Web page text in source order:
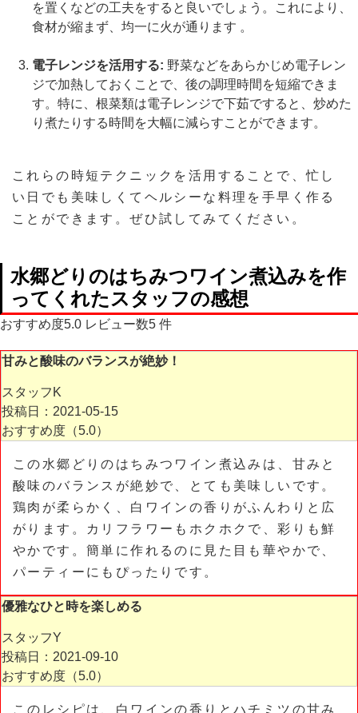
を置くなどの工夫をすると良いでしょう。これにより、
食材が縮まず、均一に火が通ります​ 。
電子レンジを活用する: 野菜などをあらかじめ電子レン
ジで加熱しておくことで、後の調理時間を短縮できま
す。特に、根菜類は電子レンジで下茹ですると、炒めた
り煮たりする時間を大幅に減らすことができます。
これらの時短テクニックを活用することで、忙し
い日でも美味しくてヘルシーな料理を手早く作る
ことができます。ぜひ試してみてください。
水郷どりのはちみつワイン煮込みを作
ってくれたスタッフの感想
おすすめ度5.0 レビュー数5 件
甘みと酸味のバランスが絶妙！
スタッフK
投稿日：2021-05-15
おすすめ度（5.0）
この水郷どりのはちみつワイン煮込みは、甘みと
酸味のバランスが絶妙で、とても美味しいです。
鶏肉が柔らかく、白ワインの香りがふんわりと広
がります。カリフラワーもホクホクで、彩りも鮮
やかです。簡単に作れるのに見た目も華やかで、
パーティーにもぴったりです。
優雅なひと時を楽しめる
スタッフY
投稿日：2021-09-10
おすすめ度（5.0）
このレシピは、白ワインの香りとハチミツの甘み